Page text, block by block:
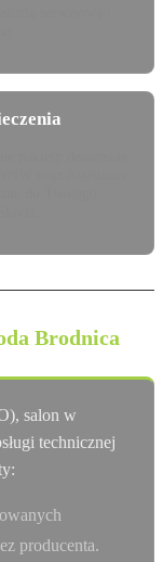
Brodnica
salon w
technicznej
producenta.